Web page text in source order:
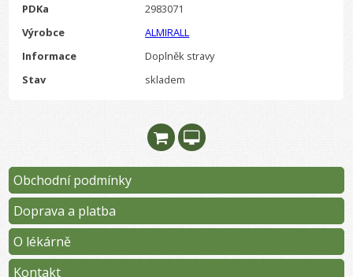
PDKa
2983071
Výrobce
ALMIRALL
Informace
Doplněk stravy
Stav
skladem
Obchodní podmínky
Doprava a platba
O lékárně
Kontakt